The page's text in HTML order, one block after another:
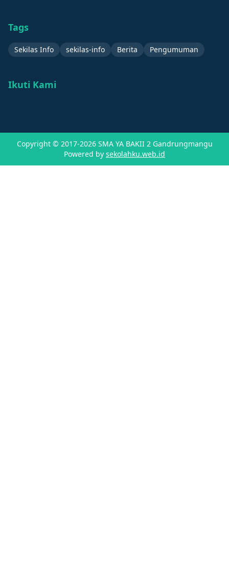
Tags
Sekilas Info sekilas-info Berita Pengumuman
Ikuti Kami
Copyright © 2017-2026SMA YA BAKII 2 Gandrungmangu
Powered by sekolahku.web.id